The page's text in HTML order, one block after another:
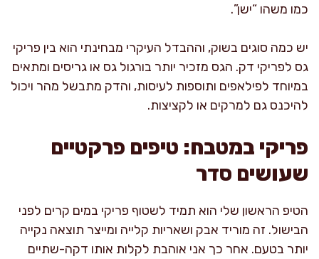
כמו משהו “ישן”.
יש כמה סוגים בשוק, וההבדל העיקרי מבחינתי הוא בין פריקי
גס לפריקי דק. הגס מזכיר יותר בורגול גס או גריסים ומתאים
במיוחד לפילאפים ותוספות לעיסות, והדק מתבשל מהר ויכול
להיכנס גם למרקים או לקציצות.
פריקי במטבח: טיפים פרקטיים
שעושים סדר
הטיפ הראשון שלי הוא תמיד לשטוף פריקי במים קרים לפני
הבישול. זה מוריד אבק ושאריות קלייה ומייצר תוצאה נקייה
יותר בטעם. אחר כך אני אוהבת לקלות אותו דקה-שתיים